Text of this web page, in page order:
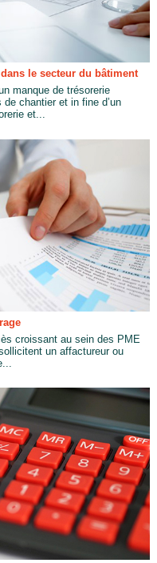
le secteur du bâtiment
manque de trésorerie
chantier et in fine d’un
et...
croissant au sein des PME
un affactureur ou